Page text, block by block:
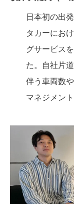
日本初の出
タカーにお
グサービス
た。自社片
伴う車両数
マネジメン